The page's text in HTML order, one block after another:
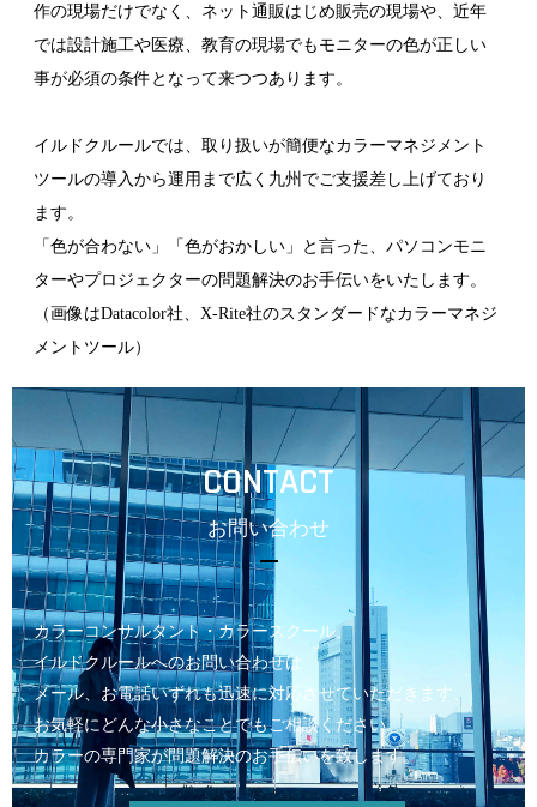
作の現場だけでなく、ネット通販はじめ販売の現場や、近年
では設計施工や医療、教育の現場でもモニターの色が正しい
事が必須の条件となって来つつあります。
イルドクルールでは、取り扱いが簡便なカラーマネジメント
ツールの導入から運用まで広く九州でご支援差し上げており
ます。
「色が合わない」「色がおかしい」と言った、パソコンモニ
ターやプロジェクターの問題解決のお手伝いをいたします。
（画像はDatacolor社、X-Rite社のスタンダードなカラーマネジ
メントツール）
CONTACT
お問い合わせ
カラーコンサルタント・カラースクール、
イルドクルールへのお問い合わせは
メール、お電話いずれも迅速に対応させていただきます、
お気軽にどんな小さなことでもご相談ください。
カラーの専門家が問題解決のお手伝いを致します。